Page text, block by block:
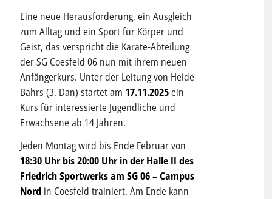
Eine neue Herausforderung, ein Ausgleich
zum Alltag und ein Sport für Körper und
Geist, das verspricht die Karate-Abteilung
der SG Coesfeld 06 nun mit ihrem neuen
Anfängerkurs. Unter der Leitung von Heide
Bahrs (3. Dan) startet am 17.11.2025ein
Kurs für interessierte Jugendliche und
Erwachsene ab 14 Jahren.
Jeden Montag wird bis Ende Februar von
18:30 Uhr bis 20:00 Uhr in der Halle II des
Friedrich Sportwerks am SG 06 – Campus
Nord in Coesfeld trainiert. Am Ende kann